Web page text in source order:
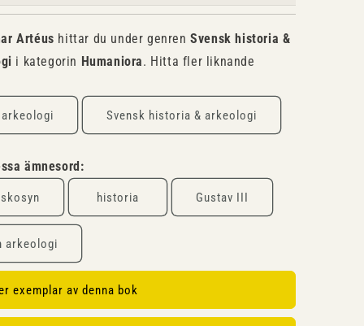
Artéus hittar du under genrenSvensk historia &
i kategorin Humaniora. Hitta fler liknande
Svensk historia & arkeologi
ämnesord:
historia Gustav III
arkeologi
exemplar av denna bok